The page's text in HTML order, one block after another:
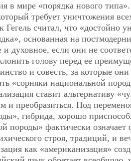
в мире «порядка нового
требует уничтожения
считал, что «достойно
основанная на
духовное, если они не
голову перед ее
и совесть, за которые
«сорняки национальной
ставит альтернативу
преобразиться. Под
гибрида, хорошо
породы» фактически означает
строя, традиций, и
как «американизация»